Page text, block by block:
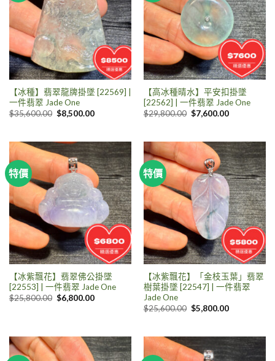
【冰種】翡翠龍牌掛墜 [22569] |
一件翡翠 Jade One
$35,600.00 $8,500.00
【高冰種晴水】平安扣掛墜
[22562] | 一件翡翠 Jade One
$29,800.00 $7,600.00
特價
【冰紫飄花】翡翠佛公掛墜
[22553] | 一件翡翠 Jade One
$25,800.00 $6,800.00
特價
【冰紫飄花】「金枝玉葉」翡翠
樹葉掛墜 [22547] | 一件翡翠
Jade One
$25,600.00 $5,800.00